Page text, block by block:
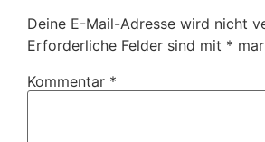
Deine E-Mail-Adresse wird nicht
Erforderliche Felder sind mit *
Kommentar *